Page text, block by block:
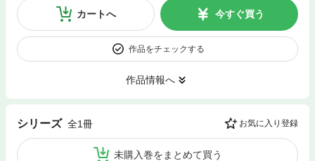
カートへ 今すぐ買う
作品をチェックする
作品情報へ
シリーズ 全1冊 お気に入り登録
未購入巻をまとめて買う